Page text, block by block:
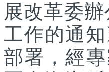
展改革委
工作的通
部署，經